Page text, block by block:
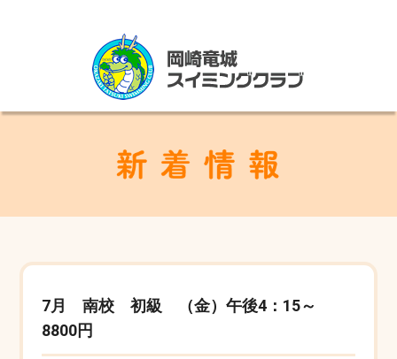
7月 南校 初級 （金）午後4：15～
8800円